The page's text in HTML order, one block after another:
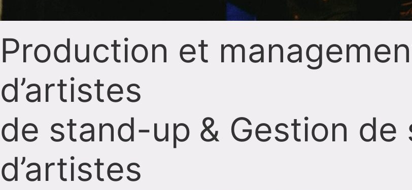
Production et
d’artistes
de stand-up & Gestion de
d’artistes